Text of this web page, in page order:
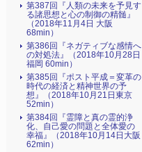
第387回『人類の未来を予見す
る諸思想と心の制御の精髄』
（2018年11月4日 大阪
68min）
第386回『ネガティブな感情へ
の対処法』（2018年10月28日
福岡 60min）
第385回『ポスト平成＝変革の
時代の経済と精神世界の予
想』（2018年10月21日東京
52min）
第384回『霊障と真の霊的浄
化、自己愛の問題と全体愛の
幸福』（2018年10月14日大阪
62min）